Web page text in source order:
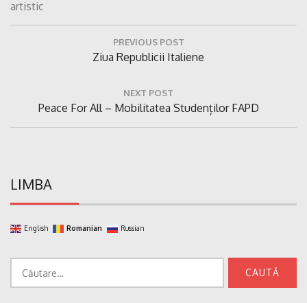
artistic
PREVIOUS POST
Previous
Ziua Republicii Italiene
NEXT POST
Next
Post:
Peace For All – Mobilitatea Studenților FAPD
LIMBA
English Romanian Russian